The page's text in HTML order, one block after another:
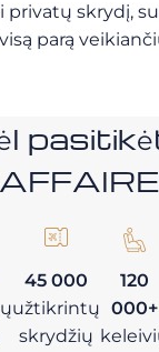
privatų skrydį,
parą
45 000
užtikrintų
skrydžių
120
000+